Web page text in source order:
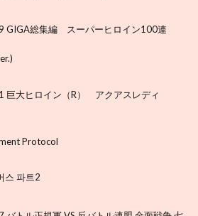
GIGA総集編 スーパーヒロイン100連
巨大ヒロイン（R） アクアスレディ
Protocol
스 파트2